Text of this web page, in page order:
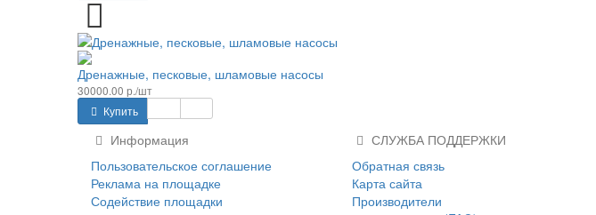
Дренажные, песковые, шламовые насосы
30000.00 р./шт
Купить
Информация
Пользовательское соглашение
Реклама на площадке
Содействие площадки
СЛУЖБА ПОДДЕРЖКИ
Обратная связь
Карта сайта
Производители